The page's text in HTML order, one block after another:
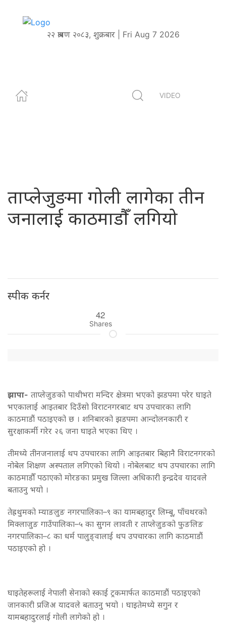
२२ श्रावण २०८३, शुक्रबार | Fri Aug 7 2026
VIDEO
ताप्लेजुङमा गोली लागेका तीन
जनालाई काठमाडौँ लगियो
स्पीक कर्नर
42
Shares
झापा- ताप्लेजुङको पाथीभरा मन्दिर क्षेत्रमा भएको झडपमा परेर घाइते
भएकालाई आइतबार दिउँसो विराटनगरबाट थप उपचारका लागि
काठमाडौं पठाइएको छ । शनिबारको झडपमा आन्दोलनकारी र
सुरक्षाकर्मी गरेर २६ जना घाइते भएका थिए ।
तीमध्ये तीनजनालाई थप उपचारका लागि आइतबार बिहानै विराटनगरको
नोबेल शिक्षण अस्पताल लगिएको थियो । नोबेलबाट थप उपचारका लागि
काठमाडौँ पठाएको मोरङका प्रमुख जिल्ला अधिकारी इन्द्रदेव यादवले
बताउनु भयो ।
तेह्रथुमको म्याङलुङ नगरपालिका–९ का यामबहादुर लिम्बू, पाँचथरको
मिक्लाजुङ गाउँपालिका–५ का सुगन लावती र ताप्लेजुङको फुङलिङ
नगरपालिका–८ का धर्म पालुङ्वालाई थप उपचारका लागि काठमाडौं
पठाइएको हो ।
घाइतेहरूलाई नेपाली सेनाको स्काई ट्रकमार्फत काठमाडौं पठाइएको
जानकारी प्रजिअ यादवले बताउनु भयो । घाइतेमध्ये सगुन र
यामबहादुरलाई गोली लागेको हो ।